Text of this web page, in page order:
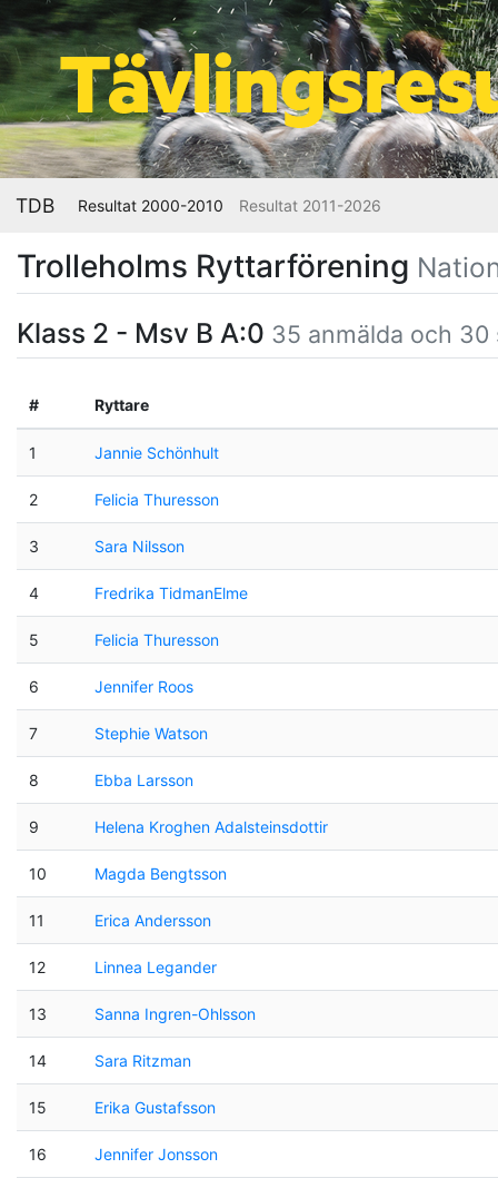
TDB Resultat 2000-2010 Resultat 2011-2026
Trolleholms Ryttarförening
Klass 2 - Msv B A:0 35 anmälda och 30
# Ryttare
1 Jannie Schönhult
2 Felicia Thuresson
3 Sara Nilsson
4 Fredrika TidmanElme
5 Felicia Thuresson
6 Jennifer Roos
7 Stephie Watson
8 Ebba Larsson
9 Helena Kroghen Adalsteinsdottir
10 Magda Bengtsson
11 Erica Andersson
12 Linnea Legander
13 Sanna Ingren-Ohlsson
14 Sara Ritzman
15 Erika Gustafsson
16 Jennifer Jonsson